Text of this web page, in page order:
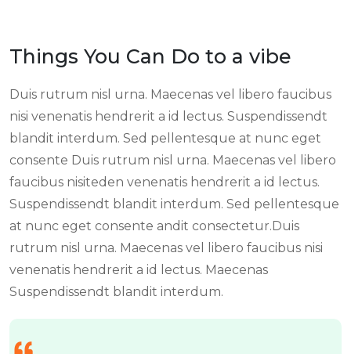
Things You Can Do to a vibe
Duis rutrum nisl urna. Maecenas vel libero faucibus
nisi venenatis hendrerit a id lectus. Suspendissendt
blandit interdum. Sed pellentesque at nunc eget
consente Duis rutrum nisl urna. Maecenas vel libero
faucibus nisiteden venenatis hendrerit a id lectus.
Suspendissendt blandit interdum. Sed pellentesque
at nunc eget consente andit consectetur.Duis
rutrum nisl urna. Maecenas vel libero faucibus nisi
venenatis hendrerit a id lectus. Maecenas
Suspendissendt blandit interdum.